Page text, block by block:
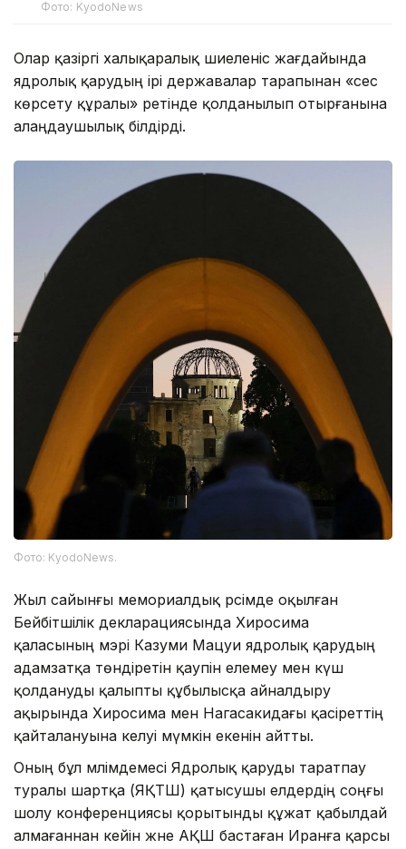
Фото: KyodoNews
Олар қазіргі халықаралық шиеленіс жағдайында
ядролық қарудың ірі державалар тарапынан «сес
көрсету құралы» ретінде қолданылып отырғанына
алаңдаушылық білдірді.
Фото: KyodoNews.
Жыл сайынғы мемориалдық рәсімде оқылған
Бейбітшілік декларациясында Хиросима
қаласының мэрі Казуми Мацуи ядролық қарудың
адамзатқа төндіретін қаупін елемеу мен күш
қолдануды қалыпты құбылысқа айналдыру
ақырында Хиросима мен Нагасакидағы қасіреттің
қайталануына әкелуі мүмкін екенін айтты.
Оның бұл мәлімдемесі Ядролық қаруды таратпау
туралы шартқа (ЯҚТШ) қатысушы елдердің соңғы
шолу конференциясы қорытынды құжат қабылдай
алмағаннан кейін және АҚШ бастаған Иранға қарсы